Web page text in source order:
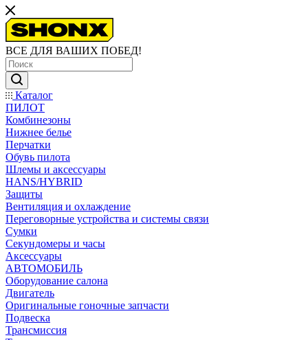
ВСЕ ДЛЯ ВАШИХ ПОБЕД!
Каталог
ПИЛОТ
Комбинезоны
Нижнее белье
Перчатки
Обувь пилота
Шлемы и аксессуары
HANS/HYBRID
Защиты
Вентиляция и охлаждение
Переговорные устройства и системы связи
Сумки
Секундомеры и часы
Аксессуары
АВТОМОБИЛЬ
Оборудование салона
Двигатель
Оригинальные гоночные запчасти
Подвеска
Трансмиссия